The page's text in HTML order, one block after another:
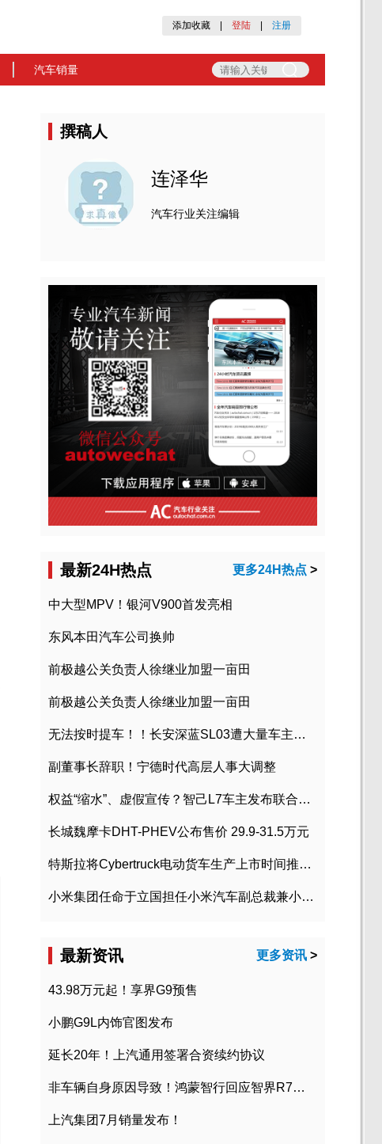
添加收藏 登陆 注册
汽车销量
撰稿人
连泽华
汽车行业关注编辑
最新24H热点 更多24H热点 >
中大型MPV！银河V900首发亮相
东风本田汽车公司换帅
前极越公关负责人徐继业加盟一亩田
前极越公关负责人徐继业加盟一亩田
无法按时提车！！长安深蓝SL03遭大量车主投诉
副董事长辞职！宁德时代高层人事大调整
权益“缩水”、虚假宣传？智己L7车主发布联合维权声明
长城魏摩卡DHT-PHEV公布售价 29.9-31.5万元
特斯拉将Cybertruck电动货车生产上市时间推迟到2023年初
小米集团任命于立国担任小米汽车副总裁兼小米汽车北京总部政委
最新资讯 更多资讯 >
43.98万元起！享界G9预售
小鹏G9L内饰官图发布
延长20年！上汽通用签署合资续约协议
非车辆自身原因导致！鸿蒙智行回应智界R7起火事故
上汽集团7月销量发布！